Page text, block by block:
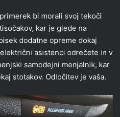
bi morali svoj tekoči
kar je glede na
dodatne opreme dokaj
asistenci odrečete in v
samodejni menjalnik, kar
stotakov. Odločitev je vaša.